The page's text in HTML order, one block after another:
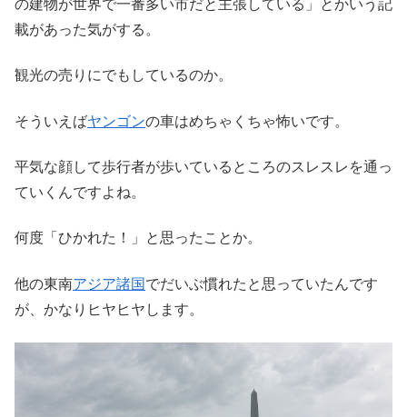
の建物が世界で一番多い市だと主張している」とかいう記
載があった気がする。
観光の売りにでもしているのか。
そういえばヤンゴンの車はめちゃくちゃ怖いです。
平気な顔して歩行者が歩いているところのスレスレを通っ
ていくんですよね。
何度「ひかれた！」と思ったことか。
他の東南アジア諸国 でだいぶ慣れたと思っていたんです
が、かなりヒヤヒヤします。